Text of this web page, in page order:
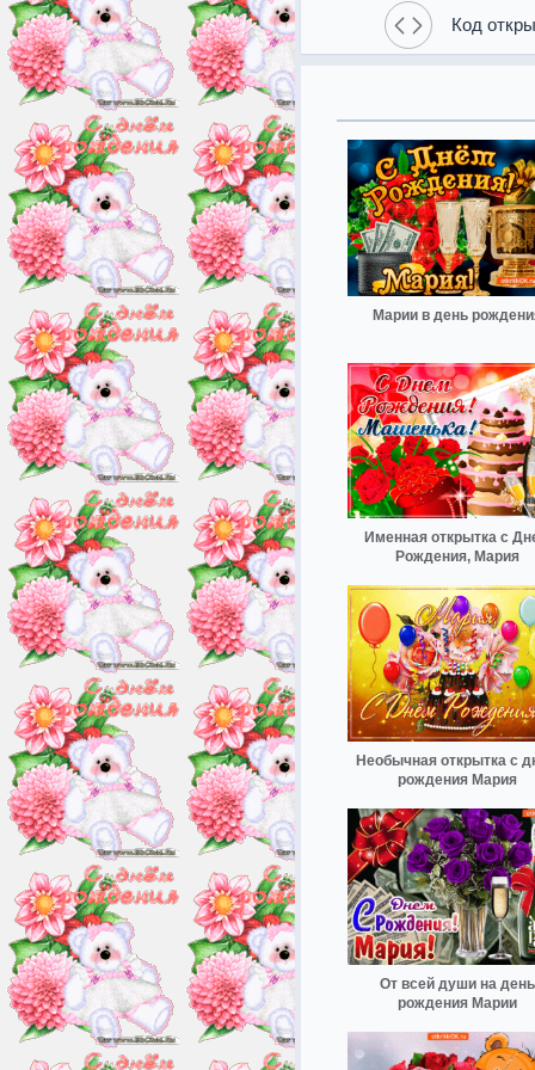
Код
Марии в день
Именная открытка с
Рождения, Мария
Необычная открытка с
рождения Мария
От всей души на день
рождения Марии